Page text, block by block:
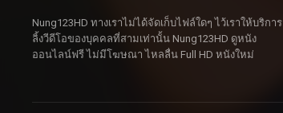
Nung123HD ทางเราไม่ได้จัดเก็บไฟล์ใดๆ ไว้เราให้บริการ
ลิ้งวีดีโอของบุคคลที่สามเท่านั้น Nung123HD ดูหนัง
ออนไลน์ฟรี ไม่มีโฆษณา ไหลลื่น Full HD หนังใหม่